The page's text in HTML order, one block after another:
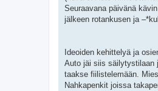
Seuraavana päivänä
jälkeen rotankusen ja
Ideoiden kehittelyä ja
Auto jäi siis säilytystilaan
taakse fiilistelemään.
Nahkapenkit joissa